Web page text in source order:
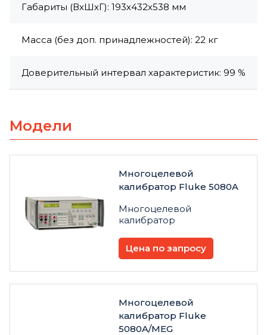
Габариты (ВхШхГ): 193х432х538 мм
Масса (без доп. принадлежностей): 22 кг
Доверительный интервал характеристик: 99 %
Модели
Многоцелевой
калибратор Fluke 5080A
Многоцелевой
калибратор
Цена по запросу
Многоцелевой
калибратор Fluke
5080A/MEG